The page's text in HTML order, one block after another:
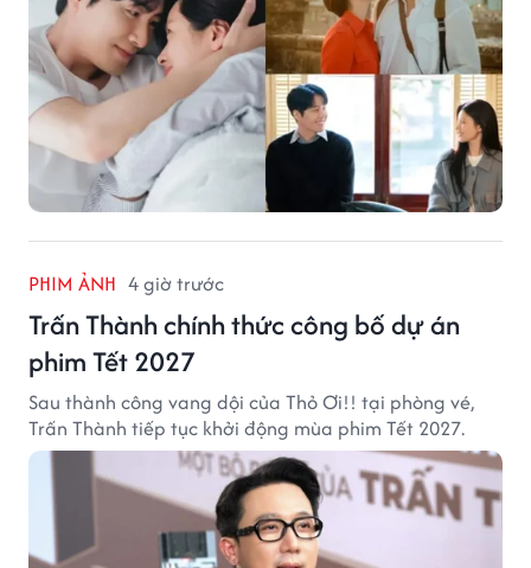
PHIM ẢNH 4 giờ trước
Trấn Thành chính thức công bố dự án
phim Tết 2027
Sau thành công vang dội của Thỏ Ơi!! tại phòng vé,
Trấn Thành tiếp tục khởi động mùa phim Tết 2027.